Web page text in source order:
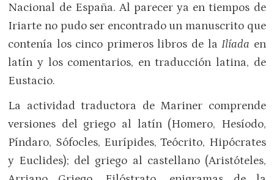
Nacional de España. Al parecer ya en tiempos de
Iriarte no pudo ser encontrado un manuscrito que
contenía los cinco primeros libros de laIlíada en
latín y los comentarios, en traducción latina, de
Eustacio.
La actividad traductora de Mariner comprende
versiones del griego al latín (Homero, Hesíodo,
Píndaro, Sófocles, Eurípides, Teócrito, Hipócrates
y Euclides); del griego al castellano (Aristóteles,